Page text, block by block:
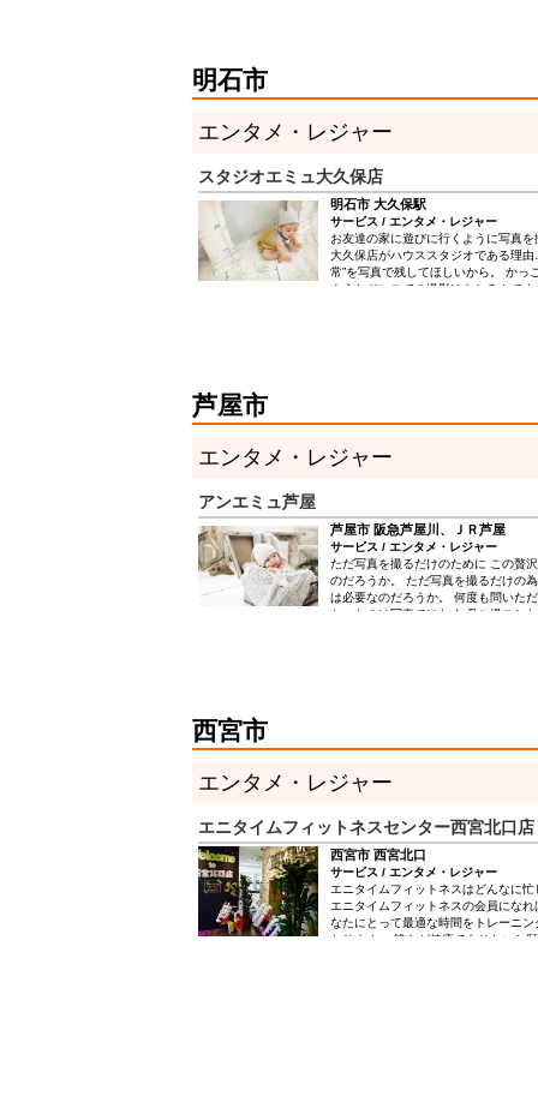
明石市
エンタメ・レジャー
スタジオエミュ大久保店
明石市 大久保駅
サービス / エンタメ・レジャー
お友達の家に遊びに行くように写真
大久保店がハウススタジオである理
常”を写真で残してほしいから。 かっ
ようなドレスでの撮影はもちろんで
芦屋市
エンタメ・レジャー
アンエミュ芦屋
芦屋市 阪急芦屋川、ＪＲ芦屋
サービス / エンタメ・レジャー
ただ写真を撮るだけのために この贅
のだろうか。 ただ写真を撮るだけの
は必要なのだろうか。 何度も問いた
かったのは写真ではなく 君と過ごし
西宮市
エンタメ・レジャー
エニタイムフィットネスセンター西宮北口店
西宮市 西宮北口
サービス / エンタメ・レジャー
エニタイムフィットネスはどんなに
エニタイムフィットネスの会員にな
なたにとって最適な時間をトレーニ
なります。 誰もが健康でありたいと